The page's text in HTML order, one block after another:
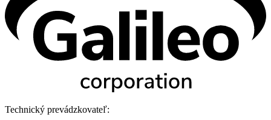
Technický prevádzkovateľ: